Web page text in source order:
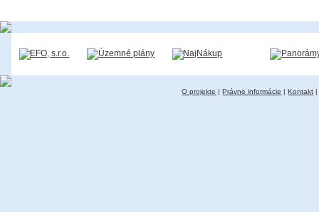
O projekte |Právne informácie |Kontakt